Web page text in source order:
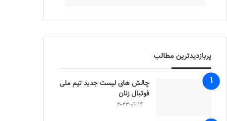
پربازدیدترین مطالب
چالش هاى ليست جدید تيم ملى
فوتبال زنان
2023-06-14